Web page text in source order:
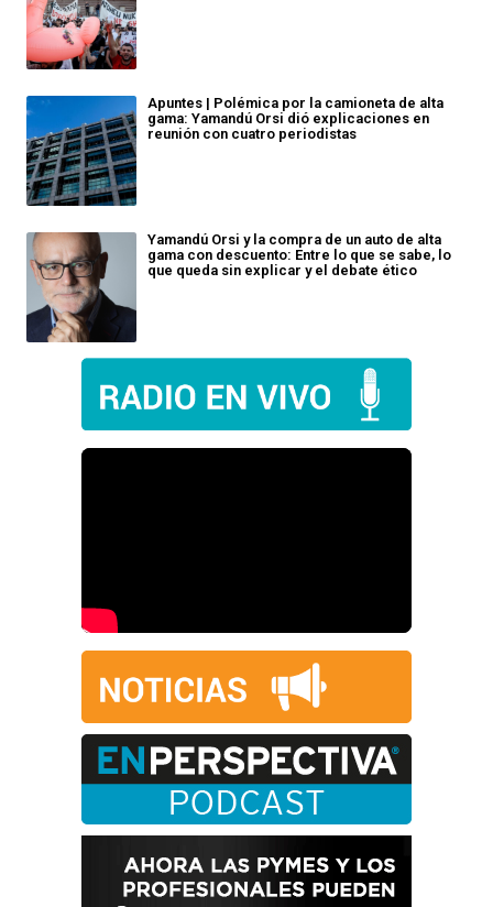
Apuntes | Polémica por la camioneta de alta
gama: Yamandú Orsi dió explicaciones en
reunión con cuatro periodistas
Yamandú Orsi y la compra de un auto de alta
gama con descuento: Entre lo que se sabe, lo
que queda sin explicar y el debate ético